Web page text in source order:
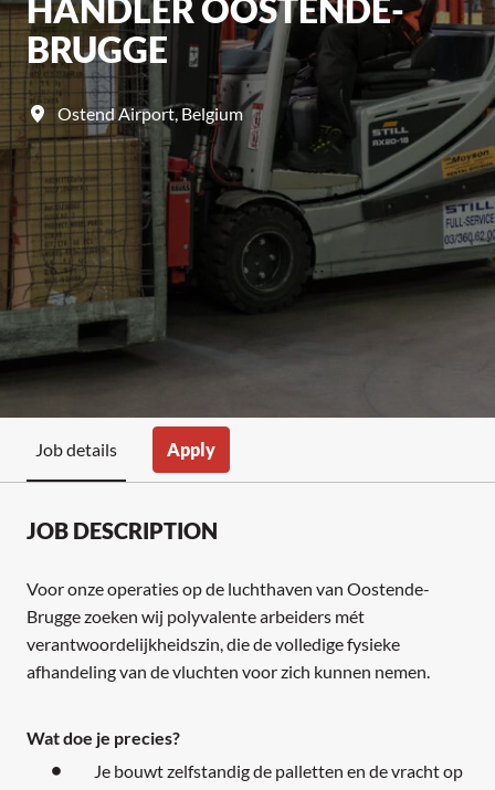
HANDLER OOSTENDE-
BRUGGE
Ostend Airport, Belgium
Job details Apply
JOB DESCRIPTION
Voor onze operaties op de luchthaven van Oostende-
Brugge zoeken wij polyvalente arbeiders mét
verantwoordelijkheidszin, die de volledige fysieke
afhandeling van de vluchten voor zich kunnen nemen.
Wat doe je precies?
Je bouwt zelfstandig de palletten en de vracht op